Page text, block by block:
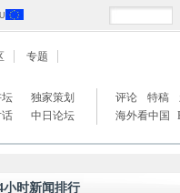
专题
独家策划
话
中日论坛
评论 特稿
海外看中国
小时新闻排行